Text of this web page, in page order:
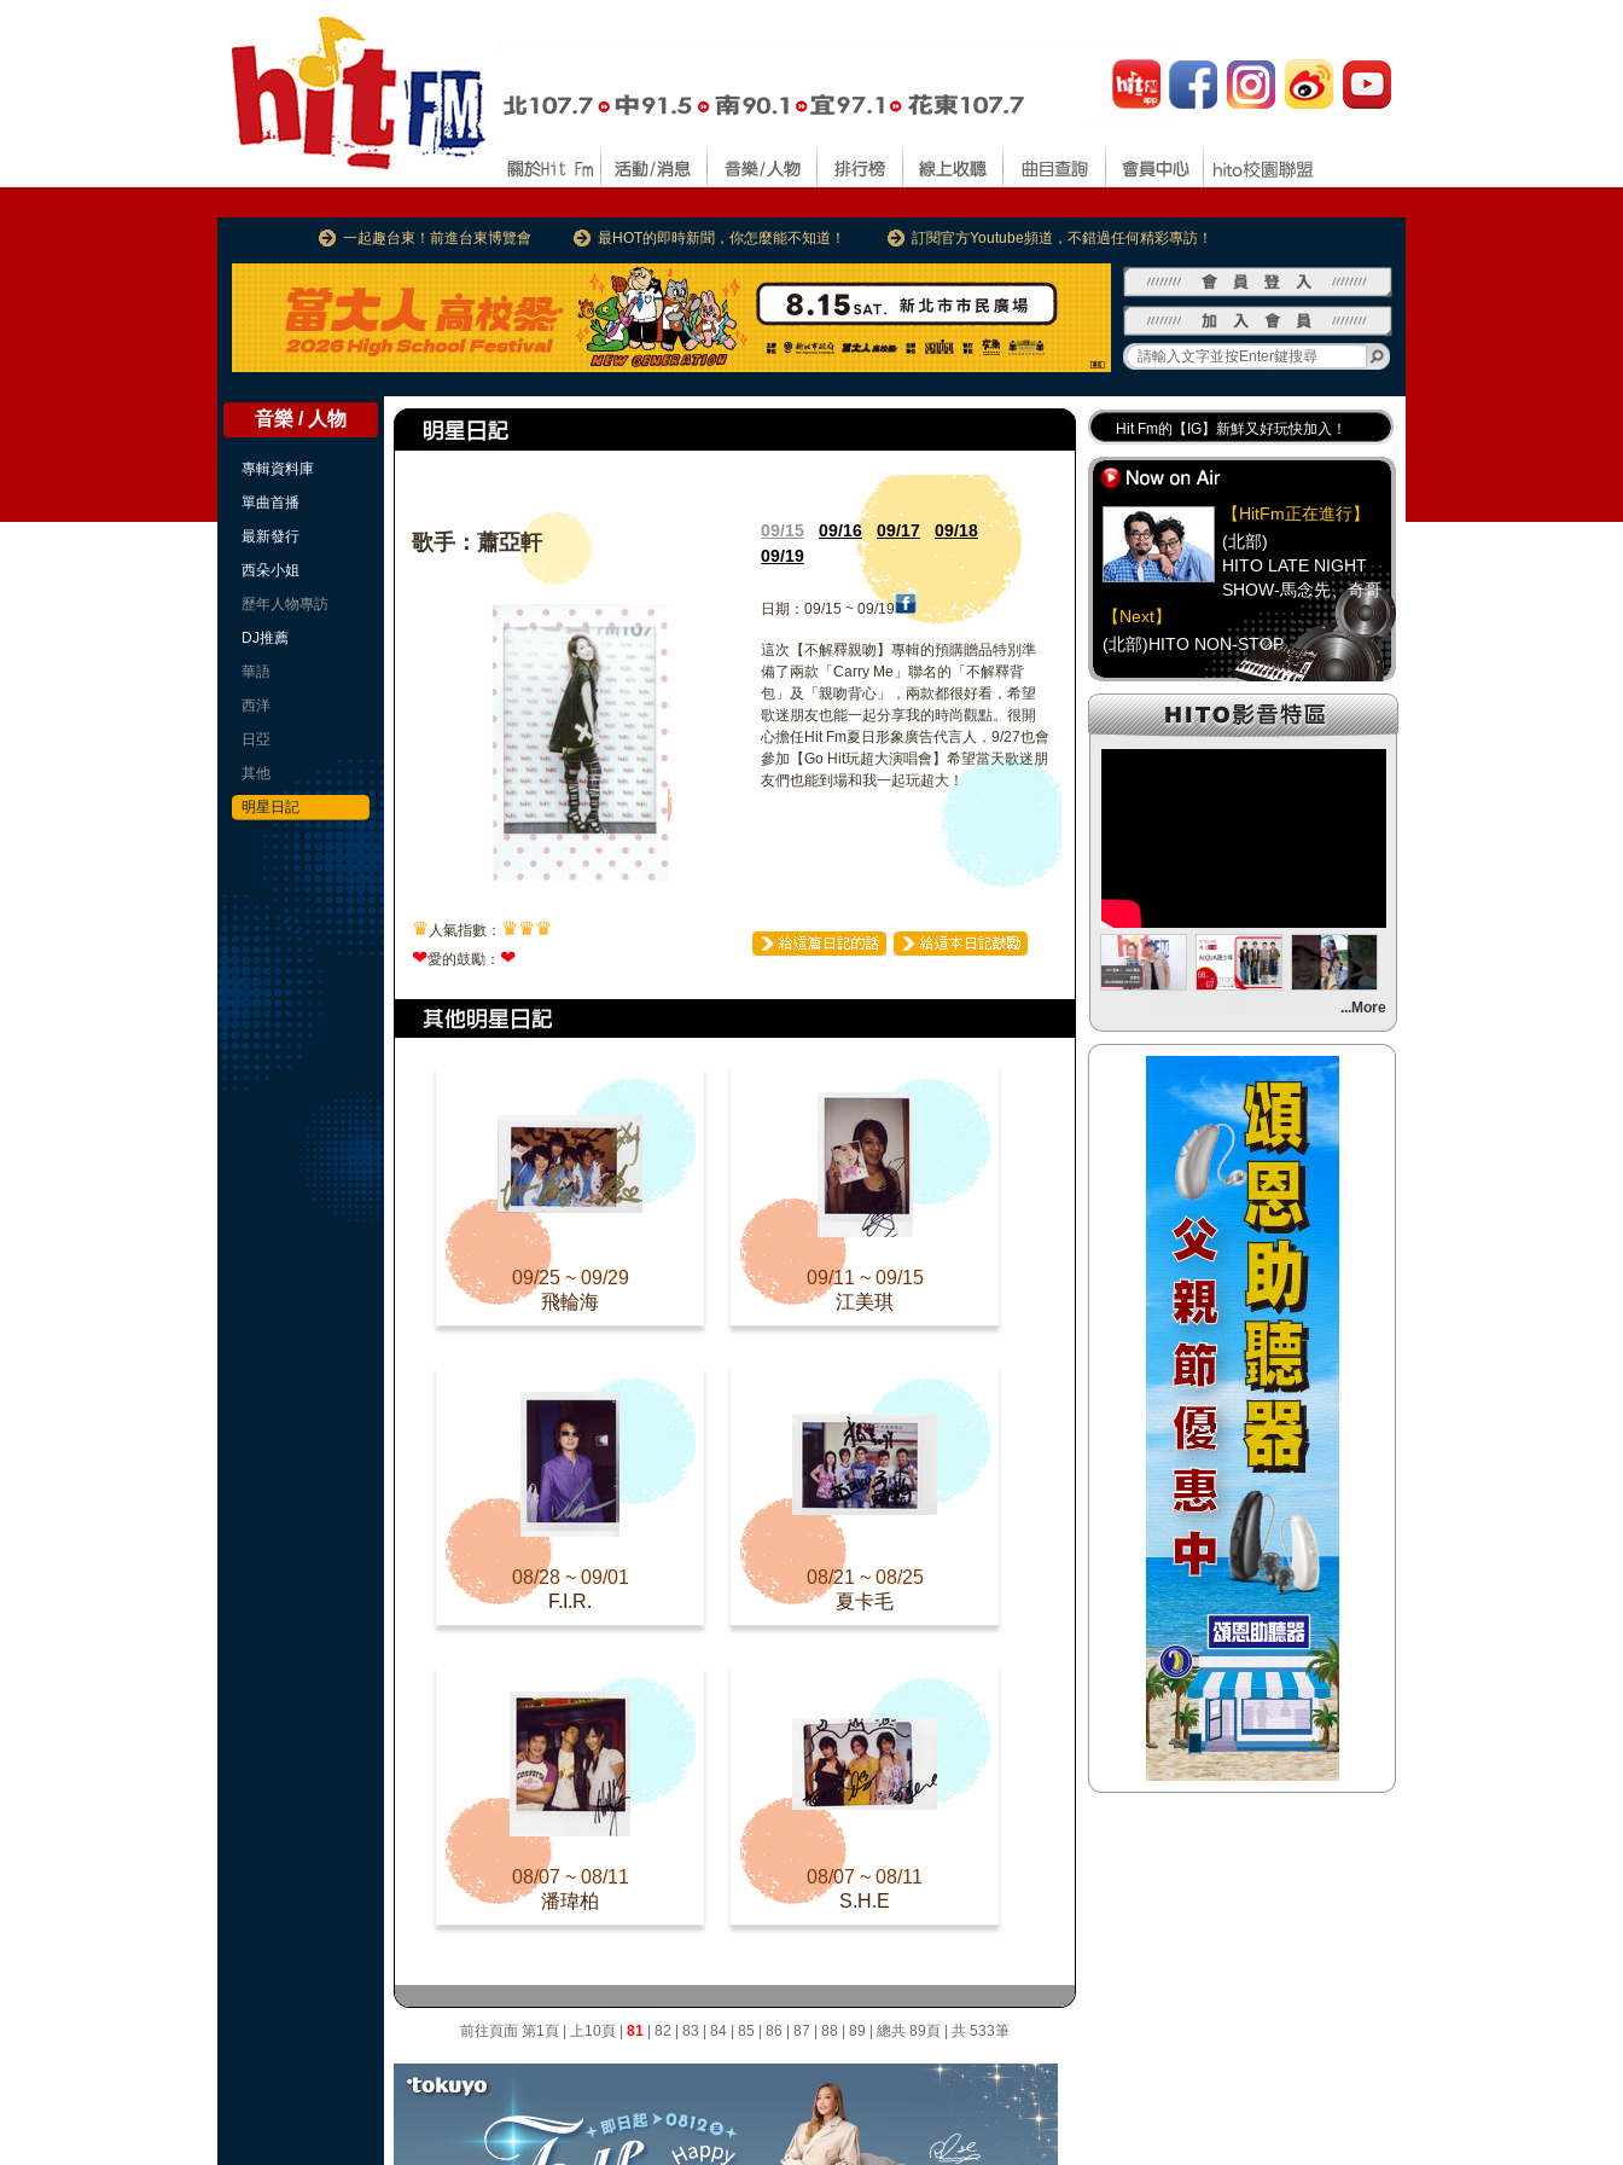
一起趣台東！前進台東博覽會 最HOT的即時新聞，你怎麼能不知道！ 訂閱官方Youtube頻道，不錯過任何精彩專訪！
音樂 / 人物
專輯資料庫
單曲首播
最新發行
西朵小姐
歷年人物專訪
DJ推薦
華語
西洋
日亞
其他
明星日記
歌手：蕭亞軒 09/15 09/16 09/17
09/18
09/19
日期：09/15 ~ 09/19
這次【不解釋親吻】專輯的預購贈品特別準
備了兩款「Carry Me」聯名的「不解釋背
包」及「親吻背心」，兩款都很好看，希望
歌迷朋友也能一起分享我的時尚觀點。很開
心擔任Hit Fm夏日形象廣告代言人，9/27也會
參加【Go Hit玩超大演唱會】希望當天歌迷朋
友們也能到場和我一起玩超大！
♛ 人氣指數： ♛♛♛
❤愛的鼓勵： ❤
09/25 ~ 09/29
飛輪海
09/11 ~ 09/15
江美琪
08/28 ~ 09/01
F.I.R.
08/21 ~ 08/25
夏卡毛
08/07 ~ 08/11
潘瑋柏
08/07 ~ 08/11
S.H.E
前往頁面 第1頁 上10頁 81 82 83 84 85 86 87 88 89 | 總共 89頁 | 共 533筆
Hit Fm的【IG】新鮮又好玩快加入！
Hit Fm【FB臉書粉絲團】等你加入！
最專業《DJ推薦》好音樂千萬別錯過！
好康報報 最新優惠訊息都在這！
【HitFm正在進行】
(北部)
HITO LATE NIGHT
SHOW-馬念先、奇哥
【Next】
(北部)HITO NON-STOP
【HitFm正在進行】
(中部)
(南部)
不睡週末夜-童童
【Next】
【HitFm正在進行】
(宜蘭)
音樂不夜城
【Next】
(宜蘭)只想聽音樂
【HitFm正在進行】
(花東)
東台灣夜未眠
【Next】
(花東)只想聽音樂
...More